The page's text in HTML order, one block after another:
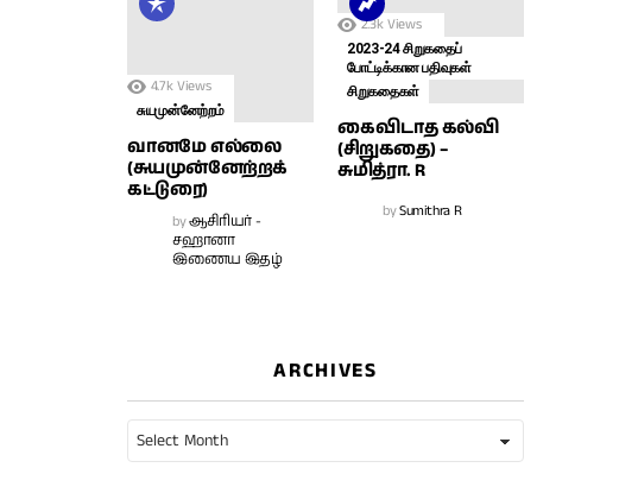
4.7k Views
சுயமுன்னேற்றம்
வானமே எல்லை
(சுயமுன்னேற்றக்
கட்டுரை)
byஆசிரியர் -
சஹானா
இணைய இதழ்
2.3k Views
2023-24 சிறுகதைப்
போட்டிக்கான பதிவுகள்
சிறுகதைகள்
கைவிடாத கல்வி
(சிறுகதை) –
சுமித்ரா. R
bySumithra R
ARCHIVES